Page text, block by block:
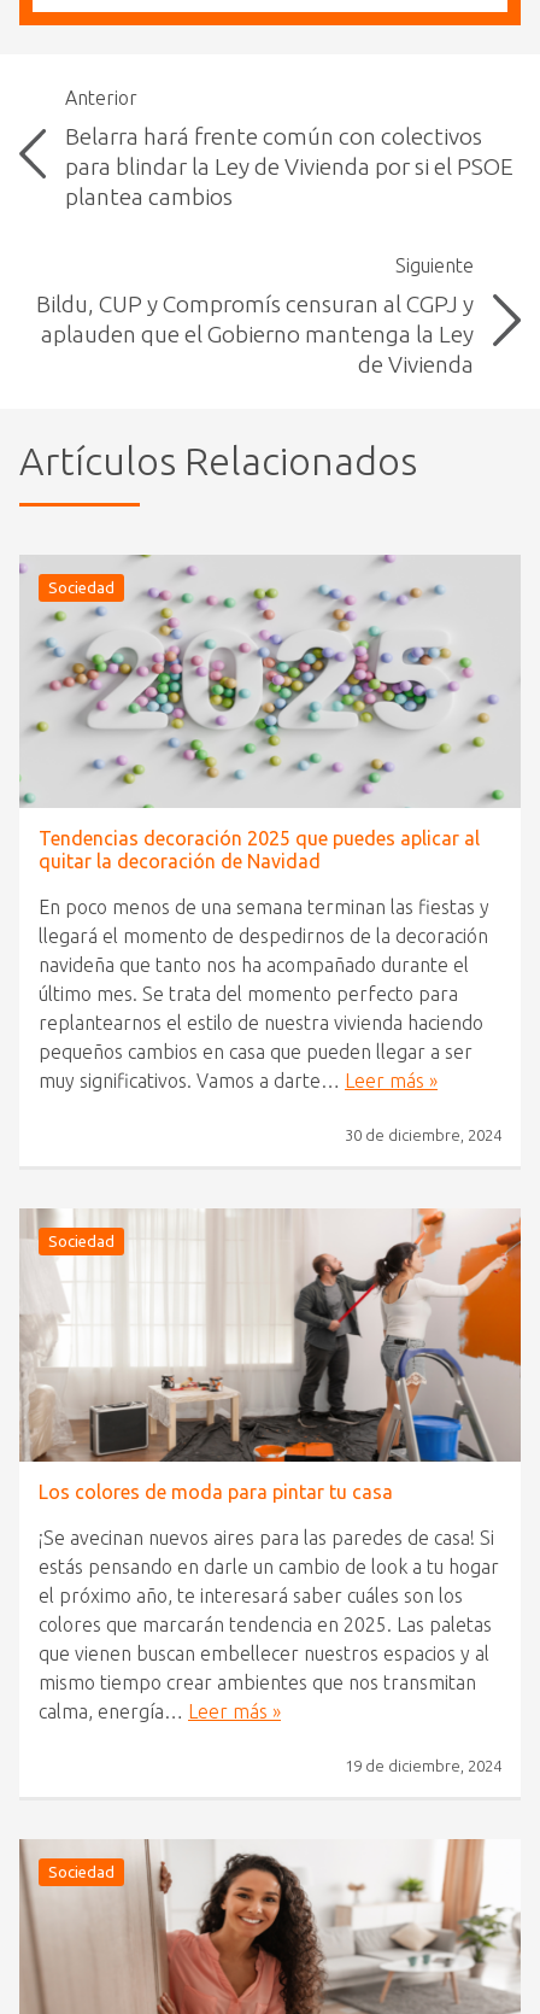
Anterior
Belarra hará frente común con colectivos
para blindar la Ley de Vivienda por si el PSOE
plantea cambios
Siguiente
Bildu, CUP y Compromís censuran al CGPJ y
aplauden que el Gobierno mantenga la Ley
de Vivienda
Artículos Relacionados
Sociedad
Tendencias decoración 2025 que puedes aplicar al
quitar la decoración de Navidad
En poco menos de una semana terminan las fiestas y
llegará el momento de despedirnos de la decoración
navideña que tanto nos ha acompañado durante el
último mes. Se trata del momento perfecto para
replantearnos el estilo de nuestra vivienda haciendo
pequeños cambios en casa que pueden llegar a ser
muy significativos. Vamos a darte…
Leer más »
30 de diciembre, 2024
Sociedad
Los colores de moda para pintar tu casa
¡Se avecinan nuevos aires para las paredes de casa! Si
estás pensando en darle un cambio de look a tu hogar
el próximo año, te interesará saber cuáles son los
colores que marcarán tendencia en 2025. Las paletas
que vienen buscan embellecer nuestros espacios y al
mismo tiempo crear ambientes que nos transmitan
calma, energía…
Leer más »
19 de diciembre, 2024
Sociedad